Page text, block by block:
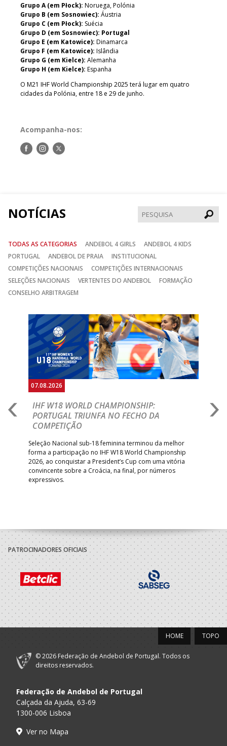
Grupo A (em Płock): Noruega, Polónia
Grupo B (em Sosnowiec): Áustria
Grupo C (em Płock): Suécia
Grupo D (em Sosnowiec): Portugal
Grupo E (em Katowice): Dinamarca
Grupo F (em Katowice): Islândia
Grupo G (em Kielce): Alemanha
Grupo H (em Kielce): Espanha
O M21 IHF World Championship 2025 terá lugar em quatro
cidades da Polónia, entre 18 e 29 de junho.
Acompanha-nos:
Siga-Siga-Siga-
NOTÍCIAS
TODAS AS CATEGORIAS ANDEBOL 4 GIRLS
ANDEBOL 4 KIDS
PORTUGAL
ANDEBOL DE PRAIA
INSTITUCIONAL
COMPETIÇÕES NACIONAIS
COMPETIÇÕES INTERNACIONAIS
SELEÇÕES NACIONAIS
VERTENTES DO ANDEBOL
FORMAÇÃO
CONSELHO ARBITRAGEM
07.08.2026
IHF W18 WORLD CHAMPIONSHIP:
PORTUGAL TRIUNFA NO FECHO DA
COMPETIÇÃO
Seleção Nacional sub-18 feminina terminou da melhor
forma a participação no IHF W18 World Championship
2026, ao conquistar a President’s Cup com uma vitória
convincente sobre a Croácia, na final, por números
expressivos.
Anterior
PATROCINADORES OFICIAIS
TOPO
HOME
© 2026 Federação de Andebol de Portugal. Todos os
direitos reservados.
Federação de Andebol de Portugal
Calçada da Ajuda, 63-69
1300-006 Lisboa
Ver no Mapa